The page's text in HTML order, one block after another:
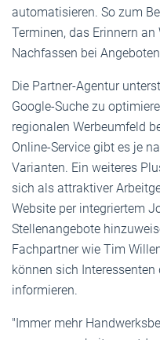
automatisieren. So zum
Terminen, das Erinnern
Nachfassen bei
Die Partner-Agentur
Google-Suche zu
regionalen Werbeumfeld
Online-Service gibt es je
Varianten. Ein weiteres
sich als attraktiver
Website per integriertem
Stellenangebote
Fachpartner wie Tim
können sich
informieren.
"Immer mehr